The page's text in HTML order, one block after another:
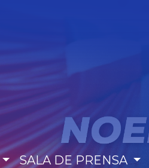
SALA DE PRENSA